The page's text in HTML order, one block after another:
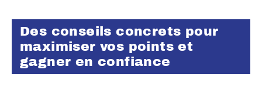
Des conseils concrets pour
maximiser vos points et
gagner en confiance